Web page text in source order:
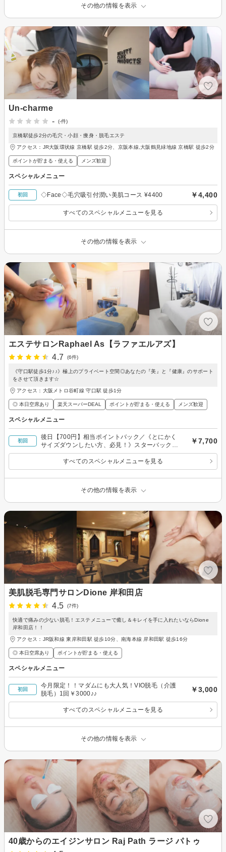
その他の情報を表示
Un-charme
-
(-件)
京橋駅徒歩2分の毛穴・小顔・痩身・脱毛エステ
アクセス：JR大阪環状線 京橋駅 徒歩2分、京阪本線,大阪鶴見緑地線 京橋駅 徒歩2分
ポイントが貯まる・使える メンズ歓迎
スペシャルメニュー
初回 ◇Face◇毛穴吸引付潤い美肌コース ¥4400 ￥4,400
すべてのスペシャルメニューを見る
その他の情報を表示
エステサロンRaphael As【ラファエルアズ】
4.7
(6件)
《守口駅徒歩1分♪♪》極上のプライベート空間◎あなたの『美』と『健康』のサポート
をさせて頂きます☆
アクセス：大阪メトロ谷町線 守口駅 徒歩1分
◎ 本日空席あり 楽天スーパーDEAL ポイントが貯まる・使える メンズ歓迎
スペシャルメニュー
初回
後日【700円】相当ポイントバック／《とにかく
サイズダウンしたい方、必見！》スターバックで
美脚に！2回￥7,700
￥7,700
すべてのスペシャルメニューを見る
その他の情報を表示
美肌脱毛専門サロンDione 岸和田店
4.5
(7件)
快適で痛みの少ない脱毛！エステメニューで癒し＆キレイを手に入れたいならDione
岸和田店！！
アクセス：JR阪和線 東岸和田駅 徒歩10分、南海本線 岸和田駅 徒歩16分
◎ 本日空席あり ポイントが貯まる・使える
スペシャルメニュー
初回
今月限定！！マダムにも大人気！VIO脱毛（介護
脱毛）1回￥3000♪♪
￥3,000
すべてのスペシャルメニューを見る
その他の情報を表示
40歳からのエイジンサロン Raj Path ラージ パトゥ